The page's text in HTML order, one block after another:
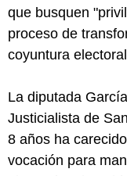
que busquen
proceso de
coyuntura
La diputada
Justicialista de
8 años ha
vocación para